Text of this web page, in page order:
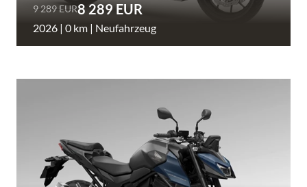
9 289 EUR8 289 EUR
2026 | 0 km | Neufahrzeug